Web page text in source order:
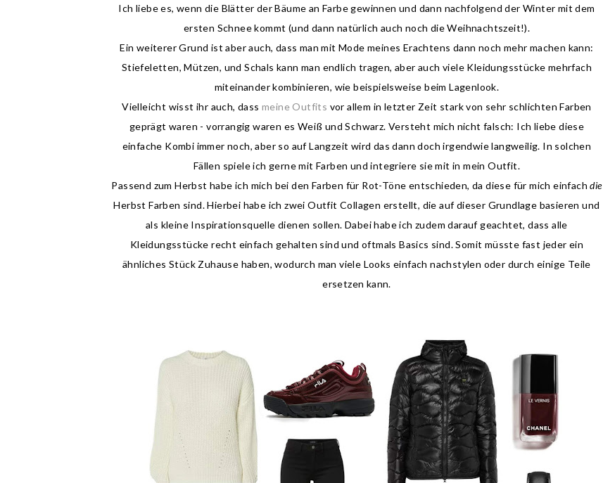
Ich liebe es, wenn die Blätter der Bäume an Farbe gewinnen und dann nachfolgend der Winter mit dem
ersten Schnee kommt (und dann natürlich auch noch die Weihnachtszeit!).
Ein weiterer Grund ist aber auch, dass man mit Mode meines Erachtens dann noch mehr machen kann:
Stiefeletten, Mützen, und Schals kann man endlich tragen, aber auch viele Kleidungsstücke mehrfach
miteinander kombinieren, wie beispielsweise beim Lagenlook.
Vielleicht wisst ihr auch, dass meine Outfits vor allem in letzter Zeit stark von sehr schlichten Farben
geprägt waren - vorrangig waren es Weiß und Schwarz. Versteht mich nicht falsch: Ich liebe diese
einfache Kombi immer noch, aber so auf Langzeit wird das dann doch irgendwie langweilig. In solchen
Fällen spiele ich gerne mit Farben und integriere sie mit in mein Outfit.
Passend zum Herbst habe ich mich bei den Farben für Rot-Töne entschieden, da diese für mich einfachdie
Herbst Farben sind. Hierbei habe ich zwei Outfit Collagen erstellt, die auf dieser Grundlage basieren und
als kleine Inspirationsquelle dienen sollen. Dabei habe ich zudem darauf geachtet, dass alle
Kleidungsstücke recht einfach gehalten sind und oftmals Basics sind. Somit müsste fast jeder ein
ähnliches Stück Zuhause haben, wodurch man viele Looks einfach nachstylen oder durch einige Teile
ersetzen kann.